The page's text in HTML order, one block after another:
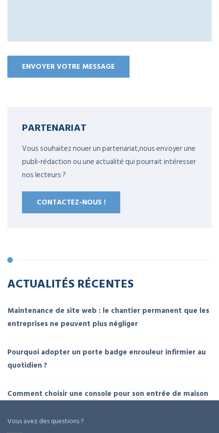
PARTENARIAT
Vous souhaitez nouer un partenariat,nous envoyer une
publi-rédaction ou une actualité qui pourrait intéresser
nos lecteurs ?
CONTACTEZ-NOUS !
ACTUALITÉS RÉCENTES
Maintenance de site web : le chantier permanent que les
entreprises ne peuvent plus négliger
Pourquoi adopter un porte badge enrouleur infirmier au
quotidien ?
Comment choisir une console pour son entrée de maison
Vous avez des questions ?